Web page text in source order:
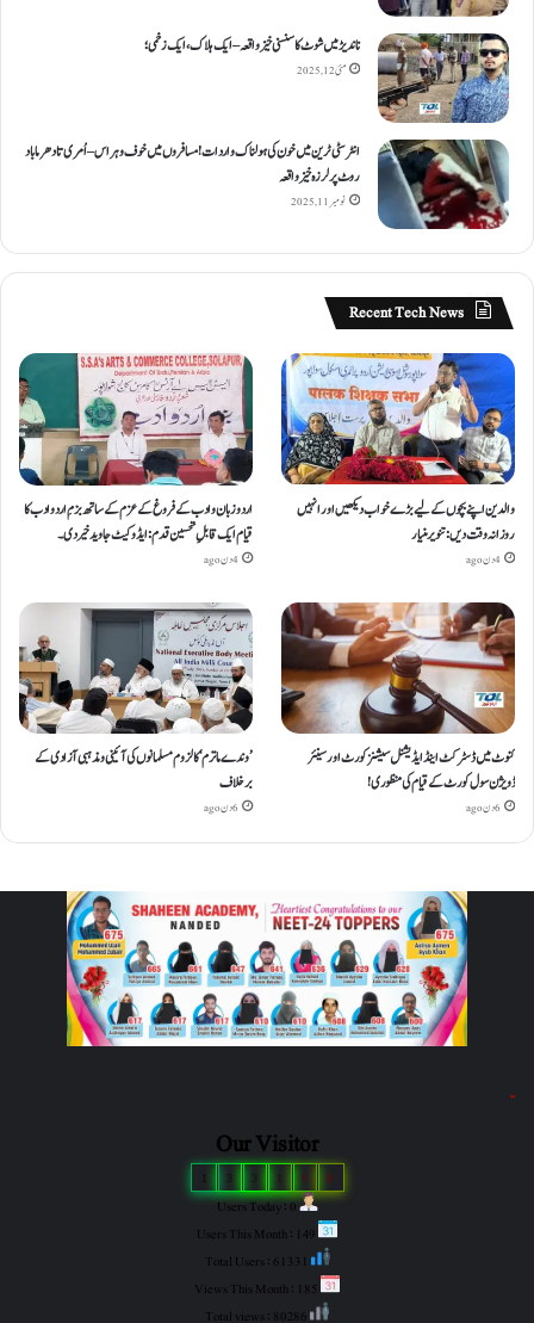
ناندیڑ میں شوٹ کا سنسنی خیز واقعہ – ایک ہلاک، ایک زخمی؛
مئی 12, 2025
انٹر سٹی ٹرین میں خون کی ہولناک واردات! مسافروں میں خوف و ہراس – اُمری تا دھرما باد
روٹ پر لرزہ خیز واقعہ
نومبر 11, 2025
Recent Tech News
والدین اپنے بچوں کے لیے بڑے خواب دیکھیں اور انہیں
روزانہ وقت دیں : تنویر منیار
4 دن ago
اردو زبان و ادب کے فروغ کے عزم کے ساتھ بزمِ اردو ادب کا
قیام ایک قابلِ تحسین قدم : ایڈوکیٹ جاوید خیردی۔
4 دن ago
کنوٹ میں ڈسٹرکٹ اینڈ ایڈیشنل سیشنز کورٹ اور سینئر
ڈویژن سول کورٹ کے قیام کی منظوری!
6 دن ago
’وندے ماترم‘ کا لزوم مسلمانوں کی آئینی ومذہبی آزادی کے
برخلاف
6 دن ago
"
Our Visitor
0
6
1
1
Users Today : 0